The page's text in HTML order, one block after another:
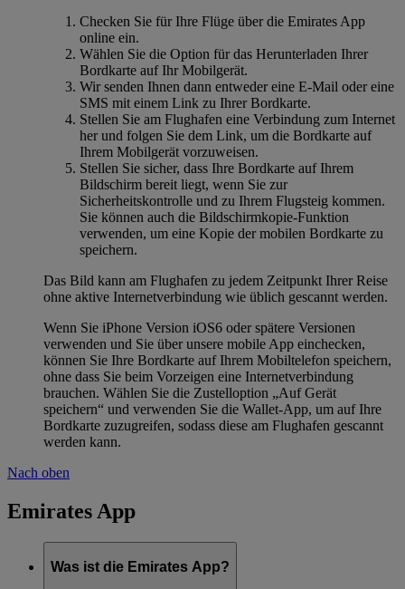
Checken Sie für Ihre Flüge über die Emirates App
online ein.
Wählen Sie die Option für das Herunterladen Ihrer
Bordkarte auf Ihr Mobilgerät.
Wir senden Ihnen dann entweder eine E-Mail oder eine
SMS mit einem Link zu Ihrer Bordkarte.
Stellen Sie am Flughafen eine Verbindung zum Internet
her und folgen Sie dem Link, um die Bordkarte auf
Ihrem Mobilgerät vorzuweisen.
Stellen Sie sicher, dass Ihre Bordkarte auf Ihrem
Bildschirm bereit liegt, wenn Sie zur
Sicherheitskontrolle und zu Ihrem Flugsteig kommen.
Sie können auch die Bildschirmkopie-Funktion
verwenden, um eine Kopie der mobilen Bordkarte zu
speichern.
Das Bild kann am Flughafen zu jedem Zeitpunkt Ihrer Reise
ohne aktive Internetverbindung wie üblich gescannt werden.
Wenn Sie iPhone Version iOS6 oder spätere Versionen
verwenden und Sie über unsere mobile App einchecken,
können Sie Ihre Bordkarte auf Ihrem Mobiltelefon speichern,
ohne dass Sie beim Vorzeigen eine Internetverbindung
brauchen. Wählen Sie die Zustelloption „Auf Gerät
speichern“ und verwenden Sie die Wallet-App, um auf Ihre
Bordkarte zuzugreifen, sodass diese am Flughafen gescannt
werden kann.
Nach oben
Emirates App
Was ist die Emirates App?